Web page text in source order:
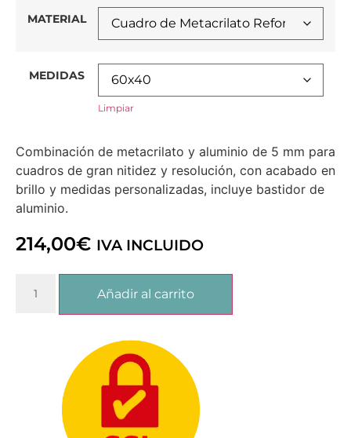
MATERIAL
MEDIDAS
Limpiar
Combinación de metacrilato y aluminio de 5 mm para
cuadros de gran nitidez y resolución, con acabado en
brillo y medidas personalizadas, incluye bastidor de
aluminio.
214,00€ IVA INCLUIDO
Añadir al carrito